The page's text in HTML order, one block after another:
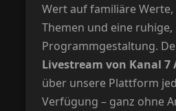
Wert auf familiäre
Themen und eine
Programmgestaltung.
Livestream von Kanal 7
über unsere Plattform
Verfügung – ganz ohne